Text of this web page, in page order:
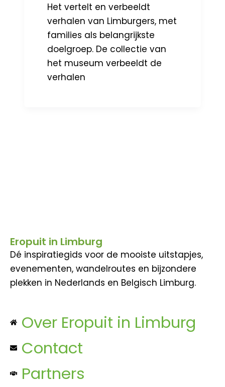
Het vertelt en verbeeldt
verhalen van Limburgers, met
families als belangrijkste
doelgroep. De collectie van
het museum verbeeldt de
verhalen
Eropuit in Limburg
Dé inspiratiegids voor de mooiste uitstapjes,
evenementen, wandelroutes en bijzondere
plekken in Nederlands en Belgisch Limburg.
Over Eropuit in Limburg
Contact
Partners